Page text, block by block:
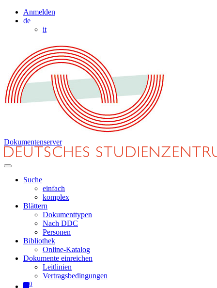
Anmelden
de
it
Dokumentenserver
Suche
einfach
komplex
Blättern
Dokumenttypen
Nach DDC
Personen
Bibliothek
Online-Katalog
Dokumente einreichen
Leitlinien
Vertragsbedingungen
0